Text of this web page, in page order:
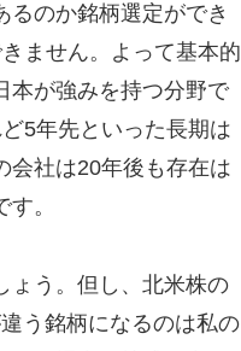
のか銘柄選定ができ
ません。よって基本的
本が強みを持つ分野で
5年先といった長期は
会社は20年後も存在は
。
ょう。但し、北米株の
う銘柄になるのは私の